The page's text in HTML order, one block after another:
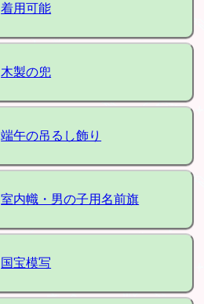
着用可能
木製の兜
端午の吊るし飾り
室内幟・男の子用名前旗
国宝模写